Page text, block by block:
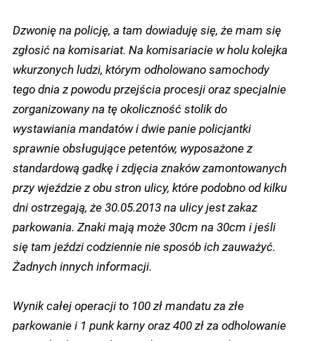
Dzwonię na policję, a tam dowiaduję się, że mam się
zgłosić na komisariat. Na komisariacie w holu kolejka
wkurzonych ludzi, którym odholowano samochody
tego dnia z powodu przejścia procesji oraz specjalnie
zorganizowany na tę okoliczność stolik do
wystawiania mandatów i dwie panie policjantki
sprawnie obsługujące petentów, wyposażone z
standardową gadkę i zdjęcia znaków zamontowanych
przy wjeździe z obu stron ulicy, które podobno od kilku
dni ostrzegają, że 30.05.2013 na ulicy jest zakaz
parkowania. Znaki mają może 30cm na 30cm i jeśli
się tam jeździ codziennie nie sposób ich zauważyć.
Żadnych innych informacji.
Wynik całej operacji to 100 zł mandatu za złe
parkowanie i 1 punk karny oraz 400 zł za odholowanie